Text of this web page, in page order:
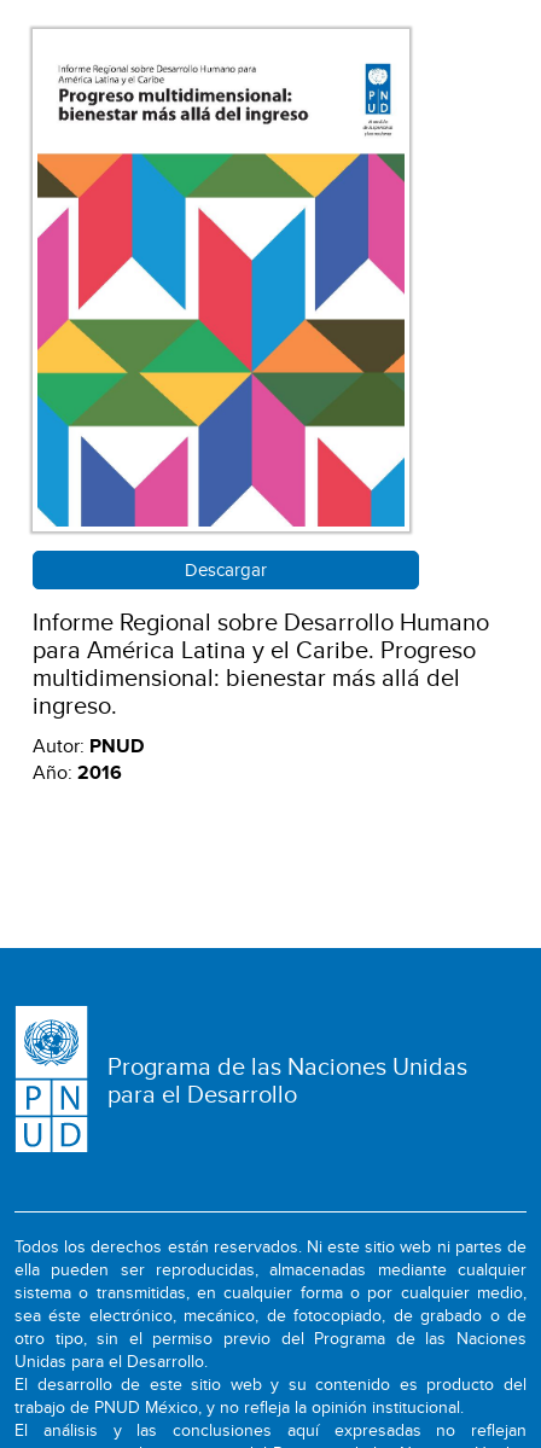
Descargar
Informe Regional sobre Desarrollo Humano
para América Latina y el Caribe. Progreso
multidimensional: bienestar más allá del
ingreso.
Autor: PNUD
Año: 2016
Programa de las Naciones Unidas
para el Desarrollo
Todos los derechos están reservados. Ni este sitio web ni partes de
ella pueden ser reproducidas, almacenadas mediante cualquier
sistema o transmitidas, en cualquier forma o por cualquier medio,
sea éste electrónico, mecánico, de fotocopiado, de grabado o de
otro tipo, sin el permiso previo del Programa de las Naciones
Unidas para el Desarrollo.
El desarrollo de este sitio web y su contenido es producto del
trabajo de PNUD México, y no refleja la opinión institucional.
El análisis y las conclusiones aquí expresadas no reflejan